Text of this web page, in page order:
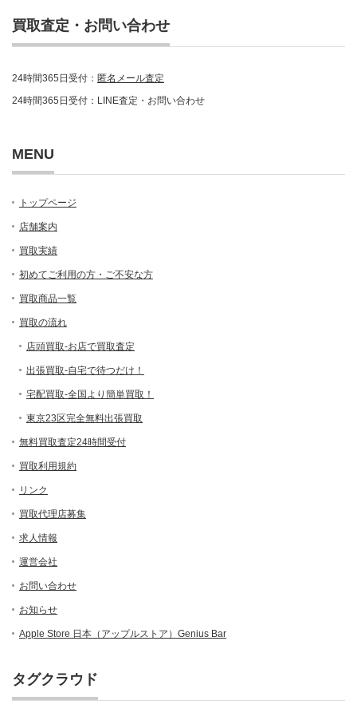
買取査定・お問い合わせ
24時間365日受付： 匿名メール査定
24時間365日受付：LINE査定・お問い合わせ
MENU
トップページ
店舗案内
買取実績
初めてご利用の方・ご不安な方
買取商品一覧
買取の流れ
店頭買取-お店で買取査定
出張買取-自宅で待つだけ！
宅配買取-全国より簡単買取！
東京23区完全無料出張買取
無料買取査定24時間受付
買取利用規約
リンク
買取代理店募集
求人情報
運営会社
お問い合わせ
お知らせ
Apple Store 日本（アップルストア）Genius Bar
タグクラウド